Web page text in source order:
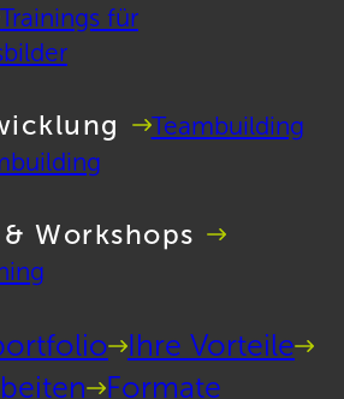
Trainings für
Teambuilding
Workshops
Ihre Vorteile
Formate